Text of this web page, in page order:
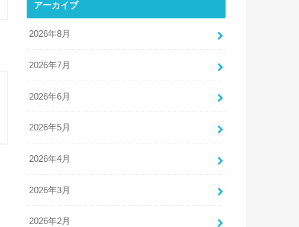
アーカイブ
2026年8月
2026年7月
2026年6月
2026年5月
2026年4月
2026年3月
2026年2月